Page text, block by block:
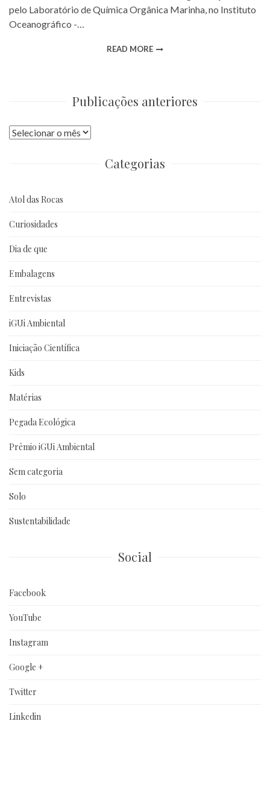
pelo Laboratório de Química Orgânica Marinha, no Instituto
Oceanográfico -…
READ MORE
Publicações anteriores
Publicações
Categorias
Atol das Rocas
Curiosidades
Dia de que
Embalagens
Entrevistas
iGUi Ambiental
Iniciação Científica
Kids
Matérias
Pegada Ecológica
Prêmio iGUi Ambiental
Sem categoria
Solo
Sustentabilidade
Social
Facebook
YouTube
Instagram
Google +
Twitter
Linkedin